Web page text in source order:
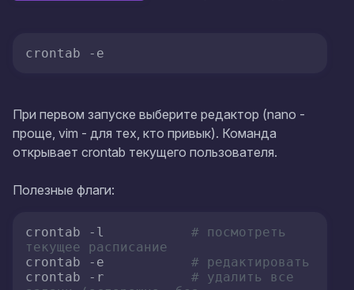
crontab -e
При первом запуске выберите редактор (nano -
проще, vim - для тех, кто привык). Команда
открывает crontab текущего пользователя.
Полезные флаги:
crontab -l # посмотреть
текущее расписание
crontab -e # редактировать
crontab -r # удалить все